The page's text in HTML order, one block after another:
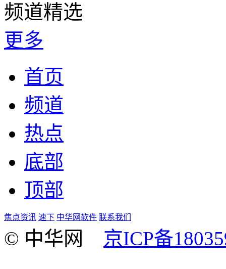
频道精选
更多
首页
频道
热点
底部
顶部
焦点资讯 速下 中华网软件 联系我们
© 中华网 京ICP备